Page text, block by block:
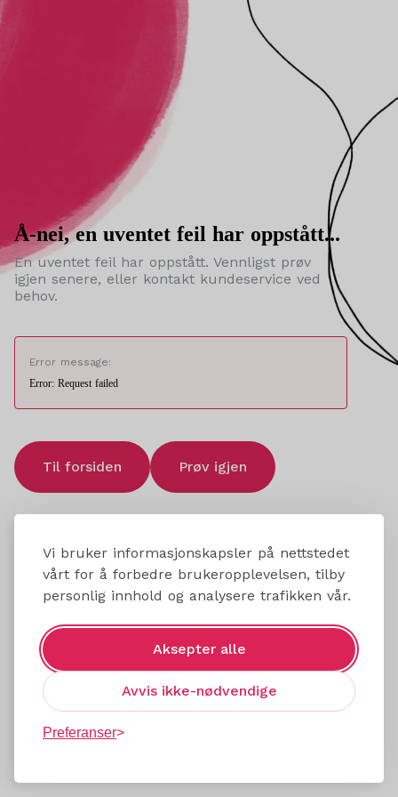
Vi bruker informasjonskapsler på nettstedet
vårt for å forbedre brukeropplevelsen, tilby
personlig innhold og analysere trafikken vår.
Aksepter alle
Avvis ikke-nødvendige
Preferanser
Å-nei, en uventet feil har oppstått...
En uventet feil har oppstått. Vennligst prøv
igjen senere, eller kontakt kundeservice ved
behov.
Error message:
Error: Request failed
Til forsiden Prøv igjen